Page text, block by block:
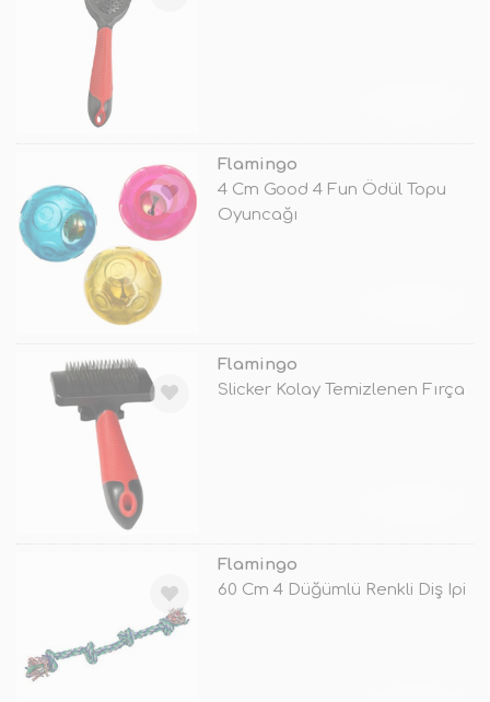
Flamingo
4 Cm Good 4 Fun Ödül Topu
Oyuncağı
Flamingo
Slicker Kolay Temizlenen Fırça
Flamingo
60 Cm 4 Düğümlü Renkli Diş Ipi